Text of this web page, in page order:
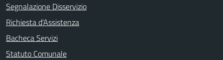
Segnalazione Disservizio
Richiesta d'Assistenza
Bacheca Servizi
Statuto Comunale